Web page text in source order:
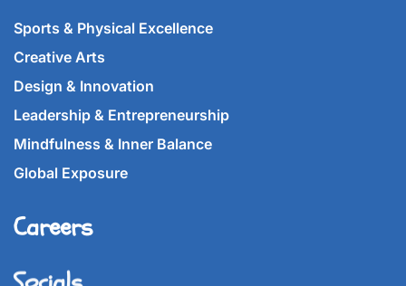
Sports & Physical Excellence
Creative Arts
Design & Innovation
Leadership & Entrepreneurship
Mindfulness & Inner Balance
Global Exposure
Careers